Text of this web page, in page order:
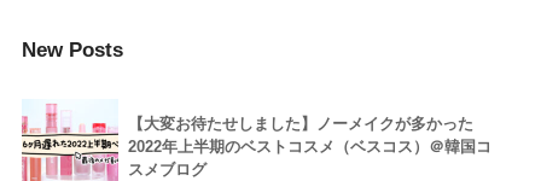
New Posts
【大変お待たせしました】ノーメイクが多かった
2022年上半期のベストコスメ（ベスコス）＠韓国コ
スメブログ